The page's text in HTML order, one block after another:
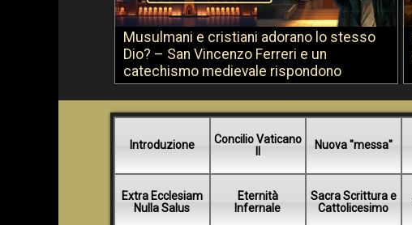
Musulmani e cristiani adorano lo stesso
Dio? – San Vincenzo Ferreri e un
catechismo medievale rispondono
Introduzione
Concilio Vaticano
Nuova "messa"
Extra Ecclesiam
Nulla Salus
Eternità
Infernale
Sacra Scrittura e
Cattolicesimo